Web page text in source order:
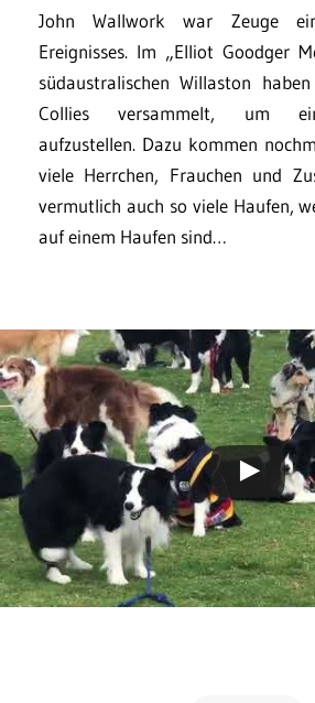
John Wallwork war Zeuge
Ereignisses. Im „Elliot Goodger
südaustralischen Willaston
Collies versammelt, um
aufzustellen. Dazu kommen
viele Herrchen, Frauchen und
vermutlich auch so viele Haufen,
auf einem Haufen sind…